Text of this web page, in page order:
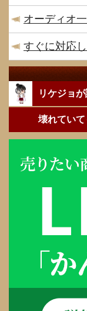
オーディオ
すぐに対応
リケジョ
壊れてい